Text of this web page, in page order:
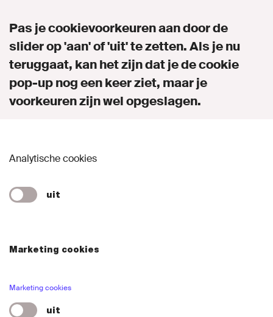
Pas je cookievoorkeuren aan door de
slider op 'aan' of 'uit' te zetten. Als je nu
teruggaat, kan het zijn dat je de cookie
pop-up nog een keer ziet, maar je
voorkeuren zijn wel opgeslagen.
Analytische cookies
uit
Marketing cookies
Marketing cookies
uit
Vacatures
Campagne